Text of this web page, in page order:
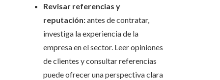
Revisar referencias y
reputación:antes de contratar,
investiga la experiencia de la
empresa en el sector. Leer opiniones
de clientes y consultar referencias
puede ofrecer una perspectiva clara